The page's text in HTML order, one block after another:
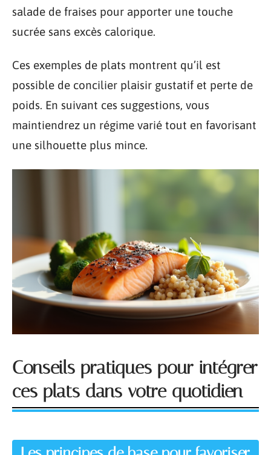
salade de fraises pour apporter une touche
sucrée sans excès calorique.
Ces exemples de plats montrent qu’il est
possible de concilier plaisir gustatif et perte de
poids. En suivant ces suggestions, vous
maintiendrez un régime varié tout en favorisant
une silhouette plus mince.
Conseils pratiques pour intégrer
ces plats dans votre quotidien